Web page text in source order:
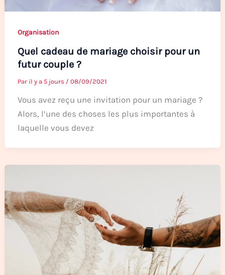
Organisation
Quel cadeau de mariage choisir pour un
futur couple ?
Par il y a 5 jours / 08/09/2021
Vous avez reçu une invitation pour un mariage ?
Alors, l’une des choses les plus importantes à
laquelle vous devez